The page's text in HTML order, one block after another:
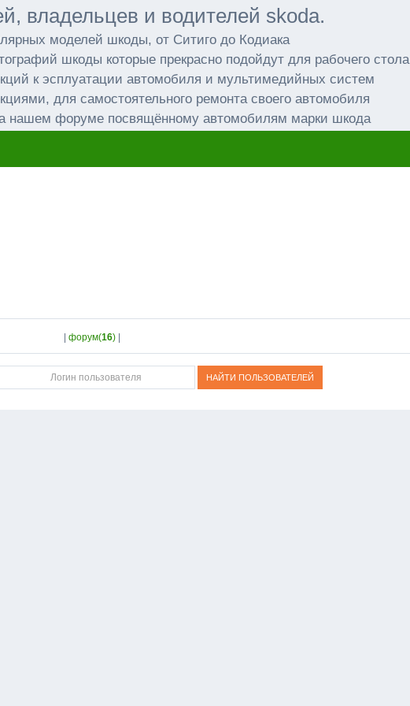
владельцев и водителей skoda.
моделей шкоды, от Ситиго до Кодиака
шкоды которые прекрасно подойдут для рабочего стола
к эсплуатации автомобиля и мультимедийных систем
для самостоятельного ремонта своего автомобиля
нашем форуме посвящённому автомобилям марки шкода
форум(16)